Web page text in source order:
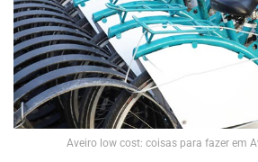
Aveiro low cost: coisas para fazer em